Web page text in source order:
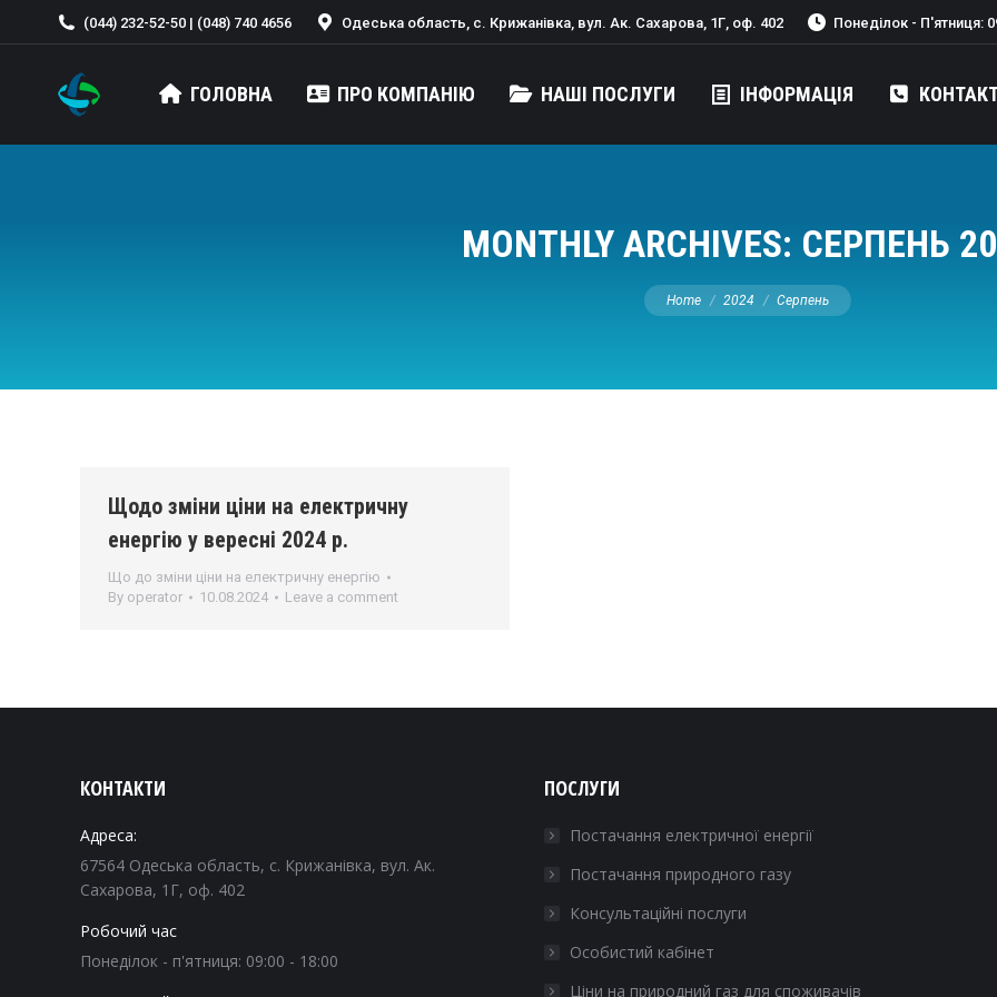
(044) 232-52-50 | (048) 740 4656 Одеська область, с. Крижанівка, вул. Ак. Сахарова, 1Г, оф. 402 Понеділок - П'ятниця:
ГОЛОВНА ПРО КОМПАНІЮ НАШІ ПОСЛУГИ ІНФОРМАЦІЯ
MONTHLY ARCHIVES: СЕРПЕНЬ
You are here:
Home 2024 Серпень
Щодо зміни ціни на електричну
енергію у вересні 2024 р.
Що до зміни ціни на електричну енергію
By operator 10.08.2024 Leave a comment
КОНТАКТИ
Адреса:
67564 Одеська область, с. Крижанівка, вул. Ак.
Сахарова, 1Г, оф. 402
Робочий час
Понеділок - п'ятниця: 09:00 - 18:00
ПОСЛУГИ
Постачання електричної енергії
Постачання природного газу
Консультаційні послуги
Особистий кабінет
Ціни на природний газ для споживачів